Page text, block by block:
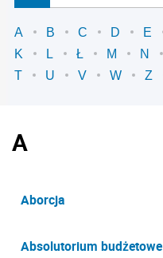
A B C D E
K
L Ł M N
T
U V W Z
A
Aborcja
Absolutorium budżetowe